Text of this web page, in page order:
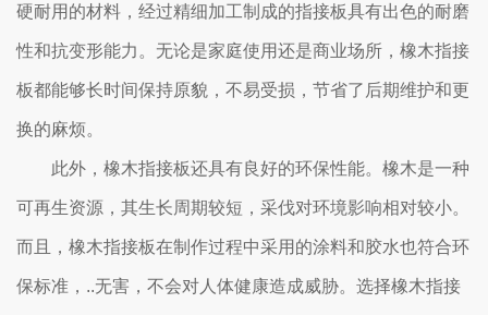
硬耐用的材料，经过精细加工制成的指接板具有出色的耐磨
性和抗变形能力。无论是家庭使用还是商业场所，橡木指接
板都能够长时间保持原貌，不易受损，节省了后期维护和更
换的麻烦。
此外，橡木指接板还具有良好的环保性能。橡木是一种
可再生资源，其生长周期较短，采伐对环境影响相对较小。
而且，橡木指接板在制作过程中采用的涂料和胶水也符合环
保标准，..无害，不会对人体健康造成威胁。选择橡木指接